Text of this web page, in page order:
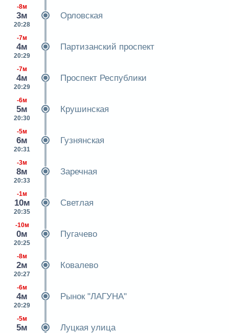
-8м
3м
20:28
Орловская
-7м
4м
20:29
Партизанский проспект
-7м
4м
20:29
Проспект Республики
-6м
5м
20:30
Крушинская
-5м
6м
20:31
Гузнянская
-3м
8м
20:33
Заречная
-1м
10м
20:35
Светлая
-10м
0м
20:25
Пугачево
-8м
2м
20:27
Ковалево
-6м
4м
20:29
Рынок "ЛАГУНА"
-5м
5м Луцкая улица